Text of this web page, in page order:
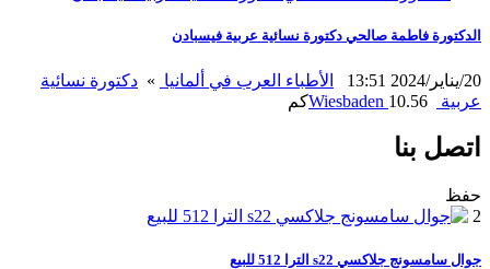
الدكتورة فاطمة صالحي دكتورة نسائية عربية فيسبادن
20/يناير/2024 13:51 الأطباء العرب في ألمانيا » دكتورة نسائية
عربية
Wiesbaden 10.56كم
اتصل بنا
حفظ
2
جوال سامسونج جلاكسي s22 الترا 512 للبيع